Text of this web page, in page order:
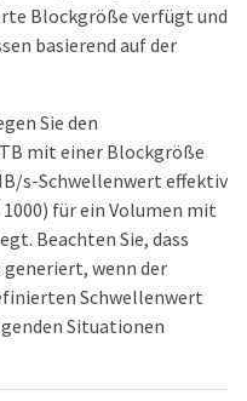
Blockgröße verfügt und
basierend auf der
Sie den
mit einer Blockgröße
s-Schwellenwert effektiv
1000) für ein Volumen mit
Beachten Sie, dass
generiert, wenn der
Schwellenwert
Situationen